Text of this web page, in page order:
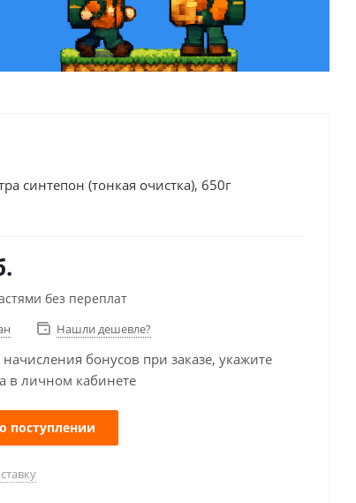
синтепон (тонкая очистка), 650г
без переплат
Нашли дешевле?
бонусов при заказе, укажите
в личном кабинете
поступлении